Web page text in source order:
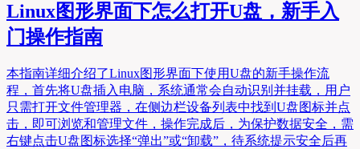
Linux图形界面下怎么打开U盘，新手入
门操作指南
本指南详细介绍了Linux图形界面下使用U盘的新手操作流
程，首先将U盘插入电脑，系统通常会自动识别并挂载，用户
只需打开文件管理器，在侧边栏设备列表中找到U盘图标并点
击，即可浏览和管理文件，操作完成后，为保护数据安全，需
右键点击U盘图标选择“弹出”或“卸载”，待系统提示安全后再